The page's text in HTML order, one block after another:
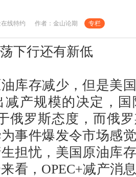
线特约 作者：金山论期 专栏
行还有新低
存减少，但是美国
减产规模的决定，
俄罗斯态度，而俄
事件爆发令市场感
担忧，美国原油库
看，OPEC+减产消